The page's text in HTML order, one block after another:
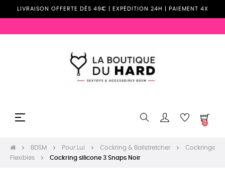
LIVRAISON OFFERTE DÈS 49€ | EXPÉDITION 24H | PAIEMENT 4X
Basculer
☰
0
BDSM Pour Lui Cockring & Ballstretcher
Cockrings
Flexibles
Cockring silicone 3 Snaps Noir